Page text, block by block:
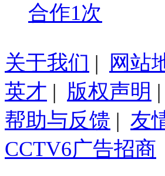
合作1次
关于我们 | 网站
英才 | 版权声明 |
帮助与反馈 | 友
CCTV6广告招商